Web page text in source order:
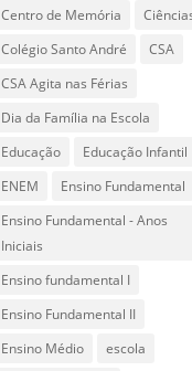
Centro de Memória
Colégio Santo André
CSA
CSA Agita nas Férias
Dia da Família na Escola
Educação
Educação Infantil
ENEM
Ensino Fundamental
Ensino Fundamental - Anos
Iniciais
Ensino fundamental I
Ensino Fundamental II
Ensino Médio
escola